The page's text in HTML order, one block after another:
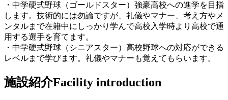
・中学硬式野球（ゴールドスター）強豪高校への進学を目指
します。技術的には勿論ですが、礼儀やマナー、考え方やメ
ンタルまで在籍中にしっかり学んで高校入学時より高校で通
用する選手を育てます。
・中学硬式野球（シニアスター）高校野球への対応ができる
レベルまで学びます。礼儀やマナーも覚えてもらいます。
施設紹介Facility introduction